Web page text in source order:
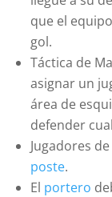
que el
gol.
Táctica de
asignar un
área de
defender
Jugadores de
poste.
El portero